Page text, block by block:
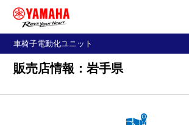
車椅子電動化ユニット
販売店情報：岩手県